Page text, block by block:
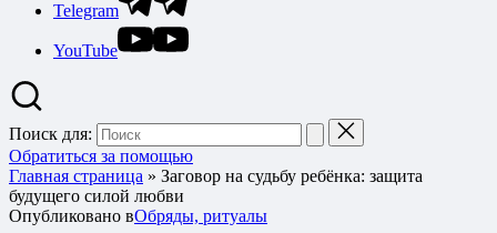
Telegram
YouTube
Поиск для:
Обратиться за помощью
Главная страница » Заговор на судьбу ребёнка: защита
будущего силой любви
Опубликовано вОбряды, ритуалы